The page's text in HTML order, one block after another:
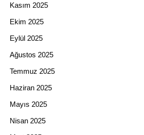
Kasım 2025
Ekim 2025
Eylül 2025
Ağustos 2025
Temmuz 2025
Haziran 2025
Mayıs 2025
Nisan 2025